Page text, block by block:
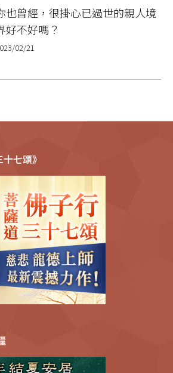
也曾經，很掛心已過世的親人境
好不好嗎？
02/21
七頌》